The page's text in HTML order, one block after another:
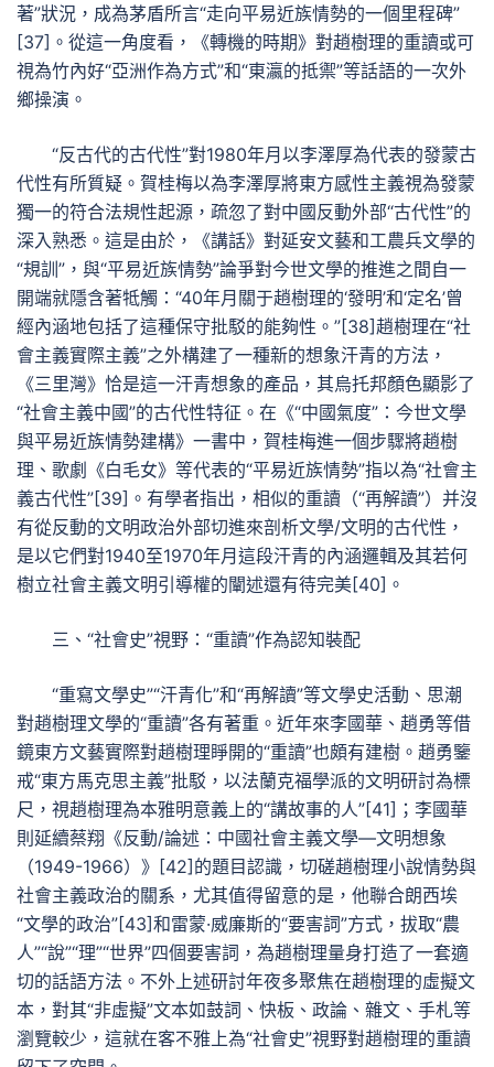
著”狀況，成為茅盾所言“走向平易近族情勢的一個里程碑”
[37]。從這一角度看，《轉機的時期》對趙樹理的重讀或可
視為竹內好“亞洲作為方式”和“東瀛的抵禦”等話語的一次外
鄉操演。
“反古代的古代性”對1980年月以李澤厚為代表的發蒙古
代性有所質疑。賀桂梅以為李澤厚將東方感性主義視為發蒙
獨一的符合法規性起源，疏忽了對中國反動外部“古代性”的
深入熟悉。這是由於，《講話》對延安文藝和工農兵文學的
“規訓”，與“平易近族情勢”論爭對今世文學的推進之間自一
開端就隱含著牴觸：“40年月關于趙樹理的‘發明’和‘定名’曾
經內涵地包括了這種保守批駁的能夠性。”[38]趙樹理在“社
會主義實際主義”之外構建了一種新的想象汗青的方法，
《三里灣》恰是這一汗青想象的產品，其烏托邦顏色顯影了
“社會主義中國”的古代性特征。在《“中國氣度”：今世文學
與平易近族情勢建構》一書中，賀桂梅進一個步驟將趙樹
理、歌劇《白毛女》等代表的“平易近族情勢”指以為“社會主
義古代性”[39]。有學者指出，相似的重讀（“再解讀”）并沒
有從反動的文明政治外部切進來剖析文學/文明的古代性，
是以它們對1940至1970年月這段汗青的內涵邏輯及其若何
樹立社會主義文明引導權的闡述還有待完美[40]。
三、“社會史”視野：“重讀”作為認知裝配
“重寫文學史”“汗青化”和“再解讀”等文學史活動、思潮
對趙樹理文學的“重讀”各有著重。近年來李國華、趙勇等借
鏡東方文藝實際對趙樹理睜開的“重讀”也頗有建樹。趙勇鑒
戒“東方馬克思主義”批駁，以法蘭克福學派的文明研討為標
尺，視趙樹理為本雅明意義上的“講故事的人”[41]；李國華
則延續蔡翔《反動/論述：中國社會主義文學—文明想象
（1949-1966）》[42]的題目認識，切磋趙樹理小說情勢與
社會主義政治的關系，尤其值得留意的是，他聯合朗西埃
“文學的政治”[43]和雷蒙·威廉斯的“要害詞”方式，拔取“農
人”“說”“理”“世界”四個要害詞，為趙樹理量身打造了一套適
切的話語方法。不外上述研討年夜多聚焦在趙樹理的虛擬文
本，對其“非虛擬”文本如鼓詞、快板、政論、雜文、手札等
瀏覽較少，這就在客不雅上為“社會史”視野對趙樹理的重讀